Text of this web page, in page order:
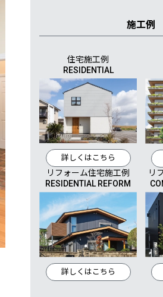
施工例
住宅施工例
RESIDENTIAL
詳しくはこちら
リフォーム住宅施工例
RESIDENTIAL REFORM
詳しくはこちら
リ